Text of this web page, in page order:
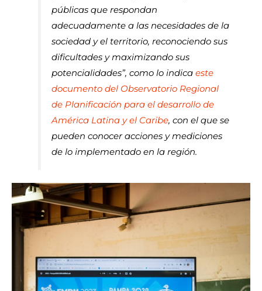
públicas que respondan
adecuadamente a las necesidades de la
sociedad y el territorio, reconociendo sus
dificultades y maximizando sus
potencialidades”, como lo indicaeste
documento del Observatorio Regional
de Planificación para el desarrollo de
América Latina y el Caribe, con el que se
pueden conocer acciones y mediciones
de lo implementado en la región.